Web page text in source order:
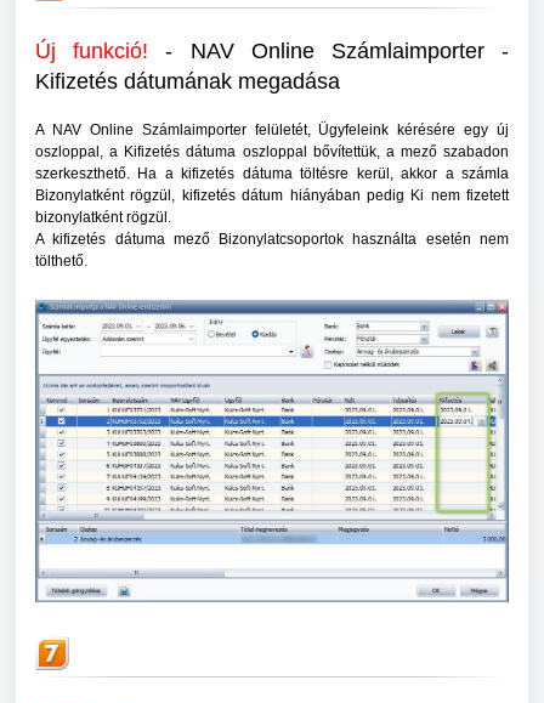
Új funkció! - NAV Online Számlaimporter -
Kifizetés dátumának megadása
A NAV Online Számlaimporter felületét, Ügyfeleink kérésére egy új
oszloppal, a Kifizetés dátuma oszloppal bővítettük, a mező szabadon
szerkeszthető. Ha a kifizetés dátuma töltésre kerül, akkor a számla
Bizonylatként rögzül, kifizetés dátum hiányában pedig Ki nem fizetett
bizonylatként rögzül.
A kifizetés dátuma mező Bizonylatcsoportok használta esetén nem
tölthető